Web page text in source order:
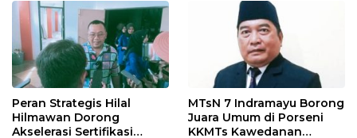
Pekanbaru!
Peran Strategis Hilal
Hilmawan Dorong
Akselerasi Sertifikasi
MTsN 7 Indramayu Borong
Juara Umum di Porseni
KKMTs Kawedanan